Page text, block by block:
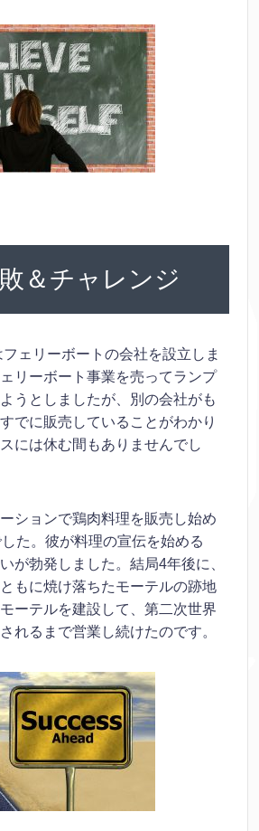
＆チャレンジ
ェリーボートの会社を設立しま
リーボート事業を売ってランプ
うとしましたが、別の会社がも
でに販売していることがわかり
には休む間もありませんでし
ションで鶏肉料理を販売し始め
た。彼が料理の宣伝を始める
が勃発しました。結局4年後に、
もに焼け落ちたモーテルの跡地
ーテルを建設して、第二次世界
れるまで営業し続けたのです。